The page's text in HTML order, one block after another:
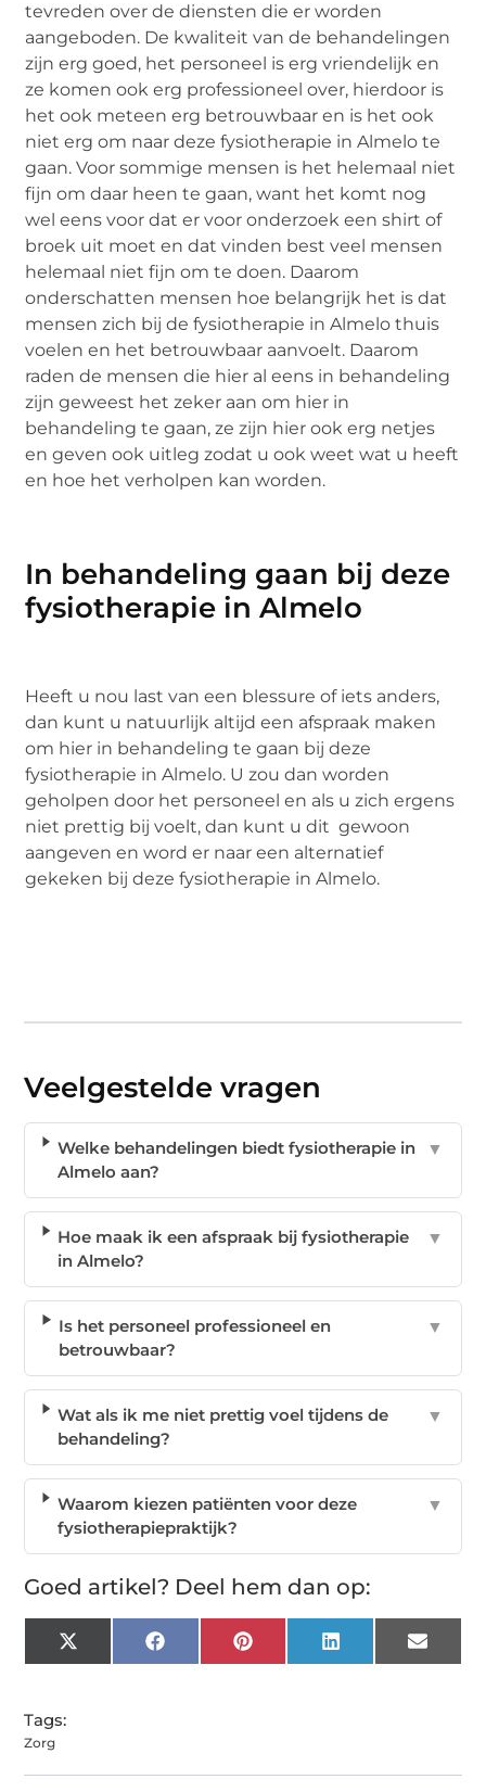
tevreden over de diensten die er worden
aangeboden. De kwaliteit van de behandelingen
zijn erg goed, het personeel is erg vriendelijk en
ze komen ook erg professioneel over, hierdoor is
het ook meteen erg betrouwbaar en is het ook
niet erg om naar deze fysiotherapie in Almelo te
gaan. Voor sommige mensen is het helemaal niet
fijn om daar heen te gaan, want het komt nog
wel eens voor dat er voor onderzoek een shirt of
broek uit moet en dat vinden best veel mensen
helemaal niet fijn om te doen. Daarom
onderschatten mensen hoe belangrijk het is dat
mensen zich bij de fysiotherapie in Almelo thuis
voelen en het betrouwbaar aanvoelt. Daarom
raden de mensen die hier al eens in behandeling
zijn geweest het zeker aan om hier in
behandeling te gaan, ze zijn hier ook erg netjes
en geven ook uitleg zodat u ook weet wat u heeft
en hoe het verholpen kan worden.
In behandeling gaan bij deze
fysiotherapie in Almelo
Heeft u nou last van een blessure of iets anders,
dan kunt u natuurlijk altijd een afspraak maken
om hier in behandeling te gaan bij deze
fysiotherapie in Almelo. U zou dan worden
geholpen door het personeel en als u zich ergens
niet prettig bij voelt, dan kunt u dit gewoon
aangeven en word er naar een alternatief
gekeken bij deze fysiotherapie in Almelo.
Veelgestelde vragen
Welke behandelingen biedt fysiotherapie in
Almelo aan?
▼
Hoe maak ik een afspraak bij fysiotherapie
in Almelo?
▼
Is het personeel professioneel en
betrouwbaar?
▼
Wat als ik me niet prettig voel tijdens de
behandeling?
▼
Waarom kiezen patiënten voor deze
fysiotherapiepraktijk?
▼
Goed artikel? Deel hem dan op:
X
(Twitter)
FacebookPinterest LinkedIn Email
Tags:
Zorg